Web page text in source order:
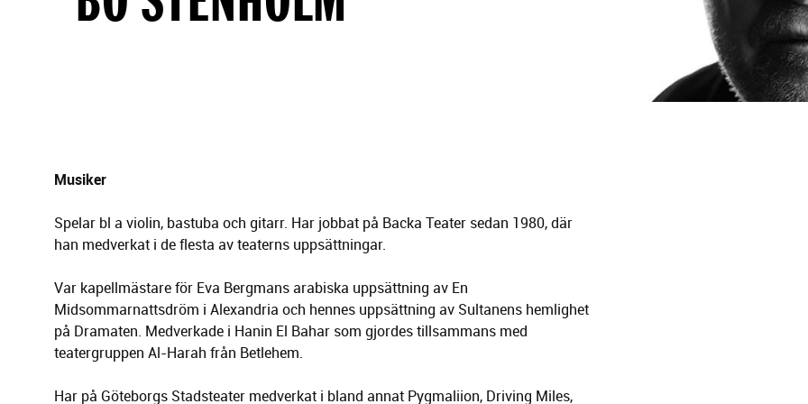
e
Musiker
Spelar bl a violin, bastuba och gitarr. Har jobbat på Backa Teater sedan 1980, där
han medverkat i de flesta av teaterns uppsättningar.
Var kapellmästare för Eva Bergmans arabiska uppsättning av En
Midsommarnattsdröm i Alexandria och hennes uppsättning av Sultanens hemlighet
på Dramaten. Medverkade i Hanin El Bahar som gjordes tillsammans med
teatergruppen Al-Harah från Betlehem.
Har på Göteborgs Stadsteater medverkat i bland annat Pygmaliion, Driving Miles,